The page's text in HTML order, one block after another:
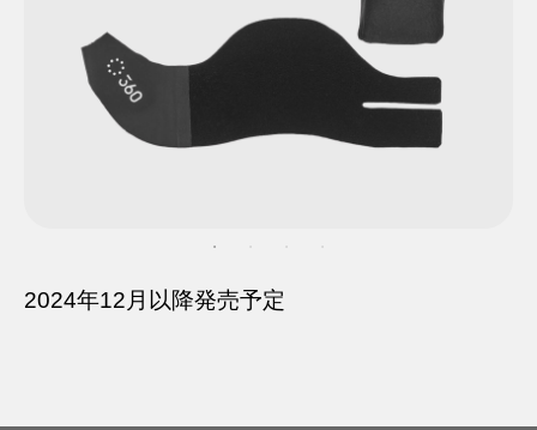
2024年12月以降発売予定